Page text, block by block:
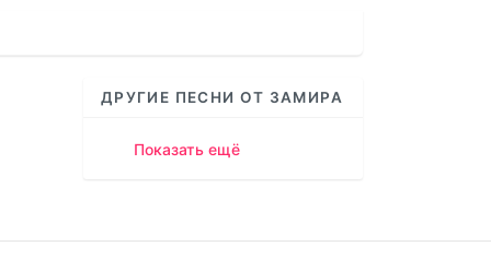
ДРУГИЕ ПЕСНИ ОТ ЗАМИРА
Показать ещё